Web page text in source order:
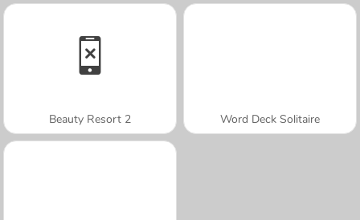
Beauty Resort 2 Word Deck Solitaire